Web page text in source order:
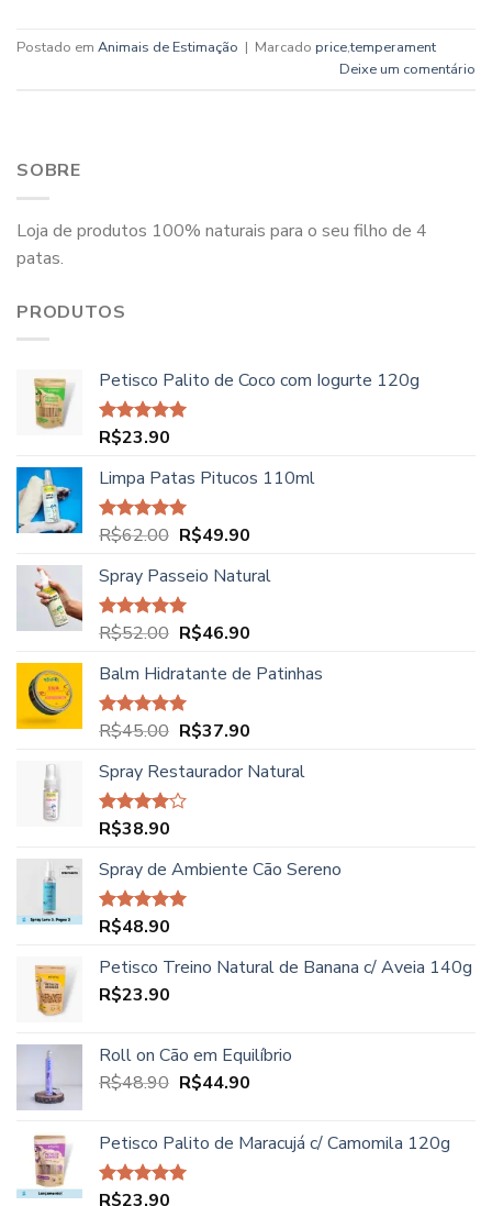
Postado em Animais de Estimação | Marcado price,temperament
Deixe um comentário
SOBRE
Loja de produtos 100% naturais para o seu filho de 4
patas.
PRODUTOS
Petisco Palito de Coco com Iogurte 120g
Avaliação
R$23.90
Limpa Patas Pitucos 110ml
Avaliação
R$62.00 O
original
era:
R$62.00.
R$49.90O
atual
R$49.90.
Spray Passeio Natural
Avaliação
R$52.00 O
original
era:
R$52.00.
R$46.90O
atual
R$46.90.
Balm Hidratante de Patinhas
Avaliação
R$45.00 O
original
era:
R$37.90O
atual
Spray Restaurador Natural
Avaliação
5
R$38.90
Spray de Ambiente Cão Sereno
Avaliação
R$48.90
Petisco Treino Natural de Banana c/ Aveia 140g
R$23.90
Roll on Cão em Equilíbrio
R$48.90 O
era:
R$48.90.
R$44.90O
é:
Petisco Palito de Maracujá c/ Camomila 120g
Avaliação
R$23.90